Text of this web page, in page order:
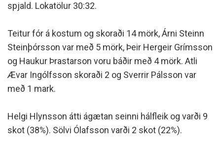
spjald. Lokatölur 30:32.
Teitur fór á kostum og skoraði 14 mörk, Árni Steinn
Steinþórsson var með 5 mörk, Þeir Hergeir Grímsson
og Haukur Þrastarson voru báðir með 4 mörk. Atli
Ævar Ingólfsson skoraði 2 og Sverrir Pálsson var
með 1 mark.
Helgi Hlynsson átti ágætan seinni hálfleik og varði 9
skot (38%). Sölvi Ólafsson varði 2 skot (22%).